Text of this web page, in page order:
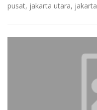
pusat, jakarta utara,